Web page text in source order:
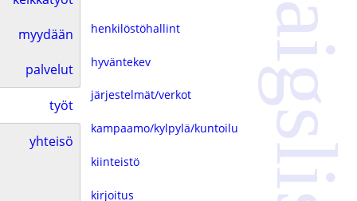
myydään
palvelut
työt
yhteisö
henkilöstöhallint
hyväntekev
järjestelmät/verkot
kampaamo/kylpylä/kuntoilu
kiinteistö
kirjoitus